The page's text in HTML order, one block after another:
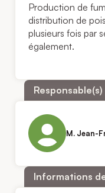
Production de
distribution de
plusieurs fois par
également.
M. Jean-
Informations